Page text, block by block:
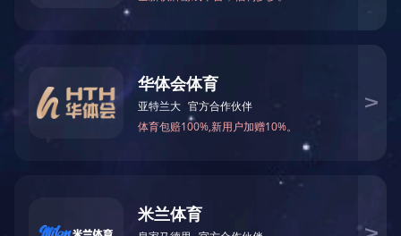
万仁药业：万民为先，以仁为本！